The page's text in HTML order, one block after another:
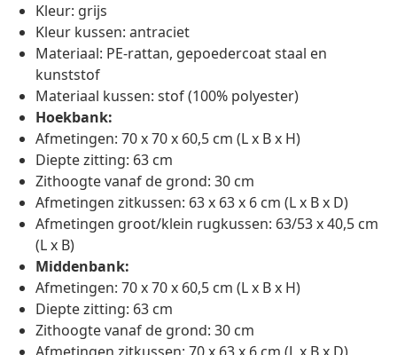
Kleur: grijs
Kleur kussen: antraciet
Materiaal: PE-rattan, gepoedercoat staal en
kunststof
Materiaal kussen: stof (100% polyester)
Hoekbank:
Afmetingen: 70 x 70 x 60,5 cm (L x B x H)
Diepte zitting: 63 cm
Zithoogte vanaf de grond: 30 cm
Afmetingen zitkussen: 63 x 63 x 6 cm (L x B x D)
Afmetingen groot/klein rugkussen: 63/53 x 40,5 cm
(L x B)
Middenbank:
Afmetingen: 70 x 70 x 60,5 cm (L x B x H)
Diepte zitting: 63 cm
Zithoogte vanaf de grond: 30 cm